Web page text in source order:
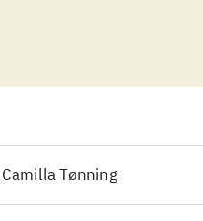
blomster,
med vandfarver og
og "I haven" kan man
steder som fx at lave
Camilla Tønning